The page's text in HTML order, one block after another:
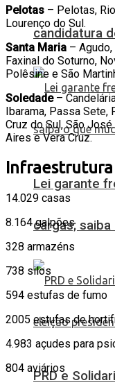
candidatura
Lei garante
cargas;
PRD e
Pelotas – Pelotas,
Lourenço do Sul.
Santa Maria – Agudo,
Faxinal do Soturno,
Polêsine e São
Soledade –
Ibarama, Passa
Cruz do Sul, São
Aires e Vera Cruz.
14.029 casas
8.164 galpões
328 armazéns
738 silos
594 estufas de fumo
2005 estufas de
4.983 açudes para
804 aviários